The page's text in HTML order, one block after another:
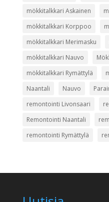
mökkitalkkari Askainen
mökkitalkkari Korppoo
mökkitalkkari Merimasku
mökkitalkkari Nauvo
mökkitalkkari Rymättylä
Naantali
Nauvo
remontointi Livonsaari
Remontointi Naantali
remontointi Rymättylä